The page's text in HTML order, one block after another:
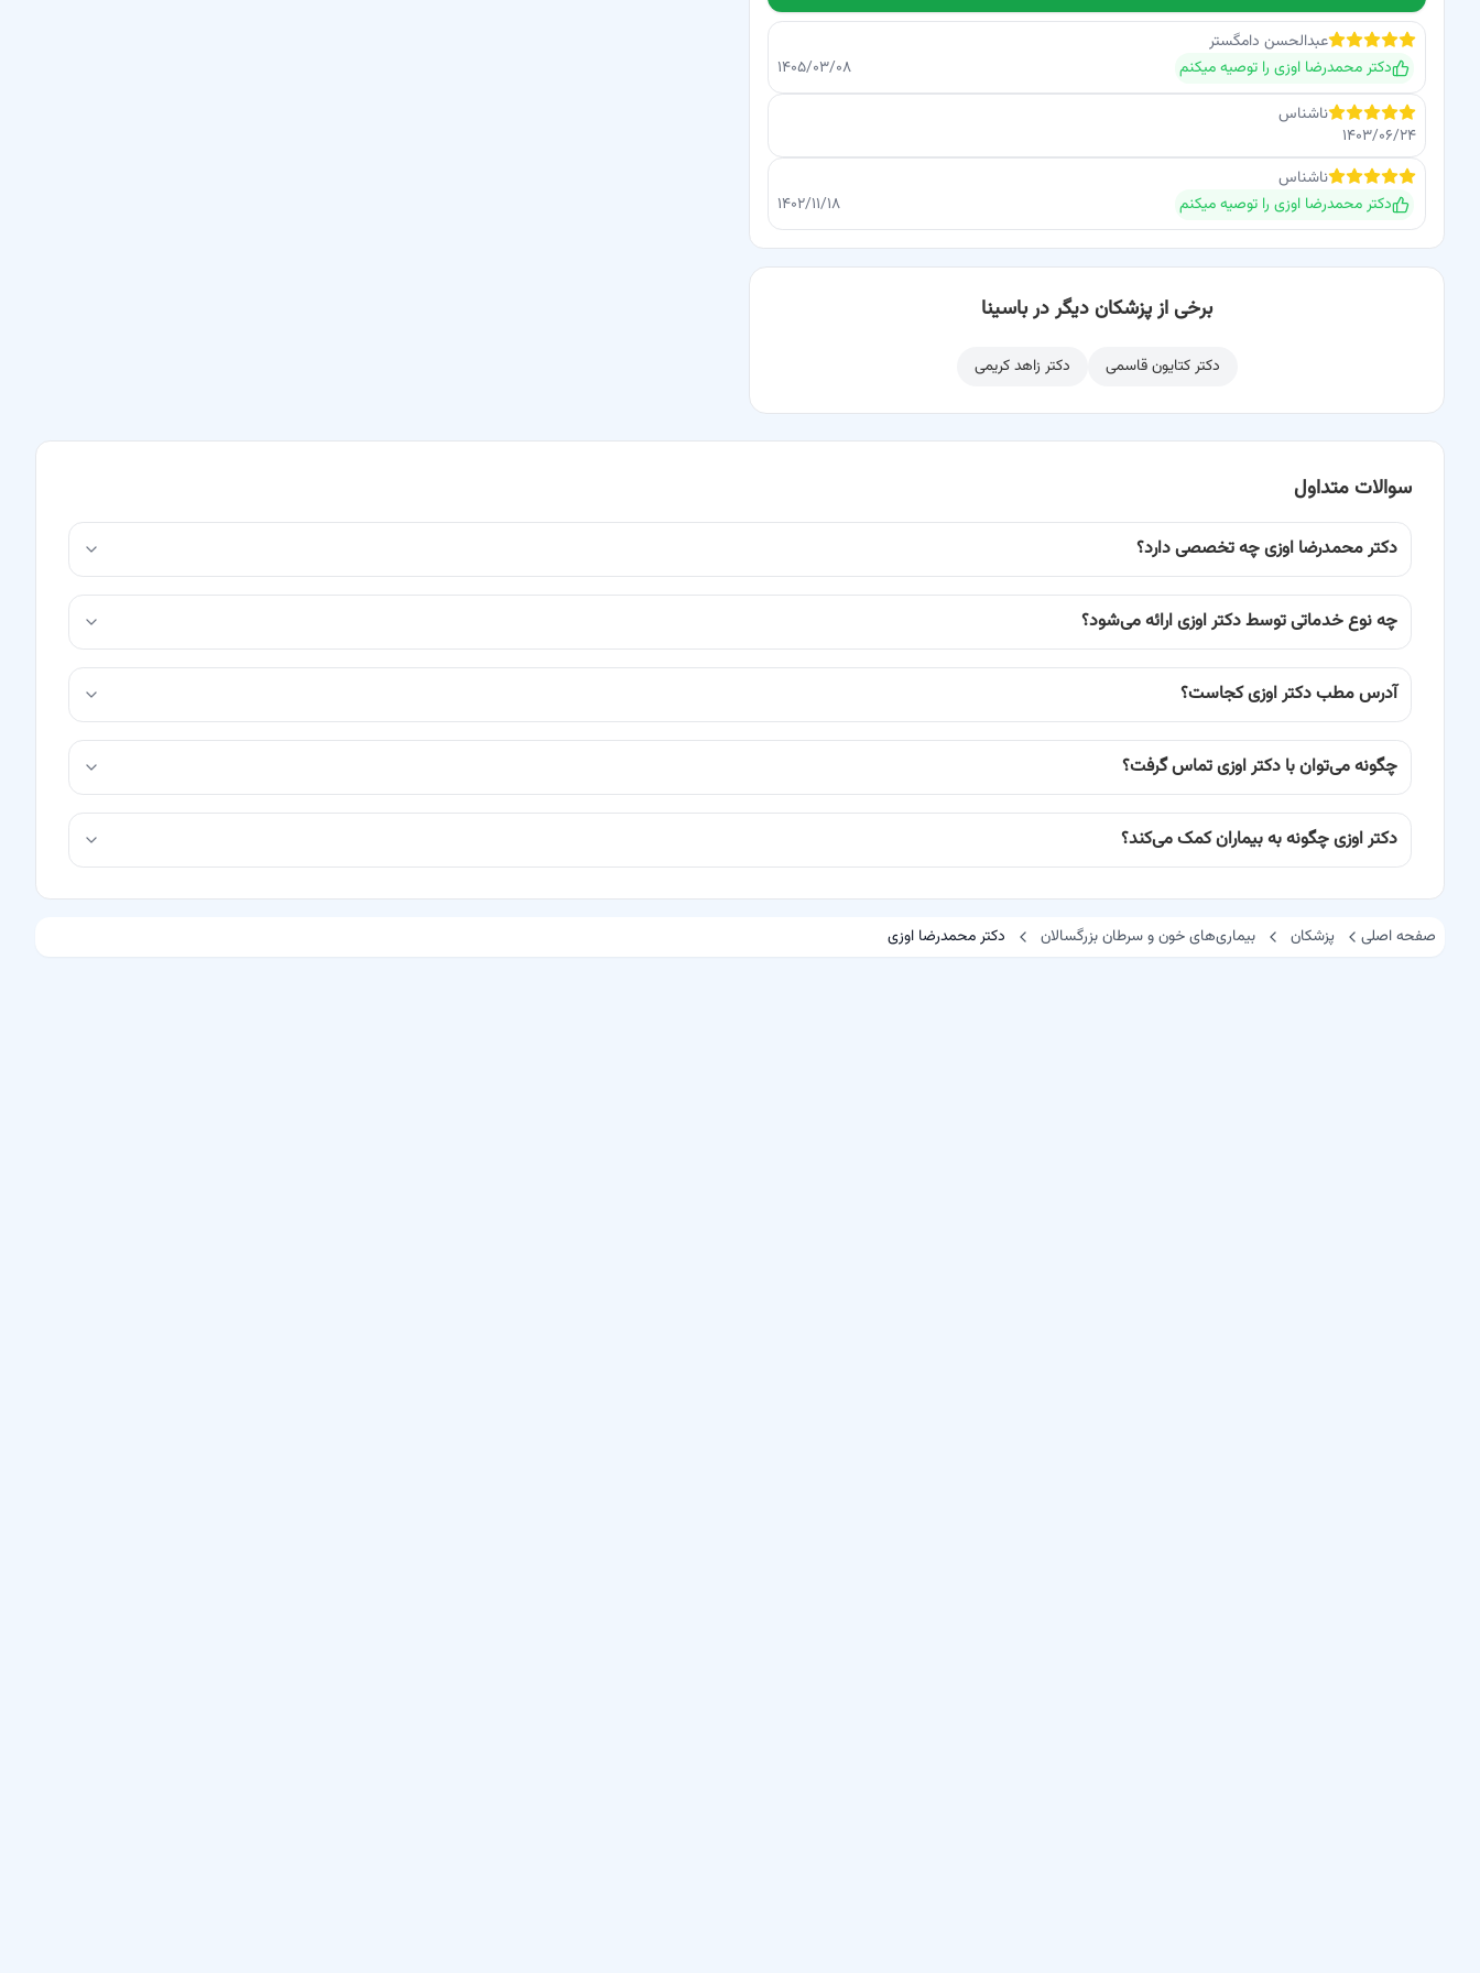
عبدالحسن دامگستر
دکتر محمدرضا اوزی را توصیه میکنم
۱۴۰۵/۰۳/۰۸
ناشناس
۱۴۰۳/۰۶/۲۴
ناشناس
دکتر محمدرضا اوزی را توصیه میکنم ۱۴۰۲/۱۱/۱۸
برخی از پزشکان دیگر در باسینا
دکتر کتایون قاسمی دکتر زاهد کریمی
سوالات متداول
دکتر محمدرضا اوزی چه تخصصی دارد؟
چه نوع خدماتی توسط دکتر اوزی ارائه می‌شود؟
آدرس مطب دکتر اوزی کجاست؟
چگونه می‌توان با دکتر اوزی تماس گرفت؟
دکتر اوزی چگونه به بیماران کمک می‌کند؟
صفحه اصلی پزشکان بیماری‌های خون و سرطان بزرگسالان دکتر محمدرضا اوزی